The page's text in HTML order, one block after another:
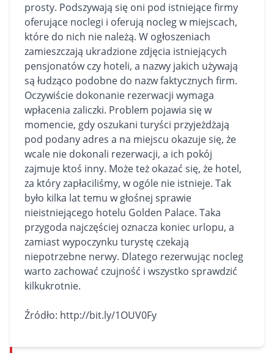
prosty. Podszywają się oni pod istniejące firmy
oferujące noclegi i oferują nocleg w miejscach,
które do nich nie należą. W ogłoszeniach
zamieszczają ukradzione zdjęcia istniejących
pensjonatów czy hoteli, a nazwy jakich używają
są łudząco podobne do nazw faktycznych firm.
Oczywiście dokonanie rezerwacji wymaga
wpłacenia zaliczki. Problem pojawia się w
momencie, gdy oszukani turyści przyjeżdżają
pod podany adres a na miejscu okazuje się, że
wcale nie dokonali rezerwacji, a ich pokój
zajmuje ktoś inny. Może też okazać się, że hotel,
za który zapłaciliśmy, w ogóle nie istnieje. Tak
było kilka lat temu w głośnej sprawie
nieistniejącego hotelu Golden Palace. Taka
przygoda najczęściej oznacza koniec urlopu, a
zamiast wypoczynku turystę czekają
niepotrzebne nerwy. Dlatego rezerwując nocleg
warto zachować czujność i wszystko sprawdzić
kilkukrotnie.
Źródło: http://bit.ly/1OUV0Fy